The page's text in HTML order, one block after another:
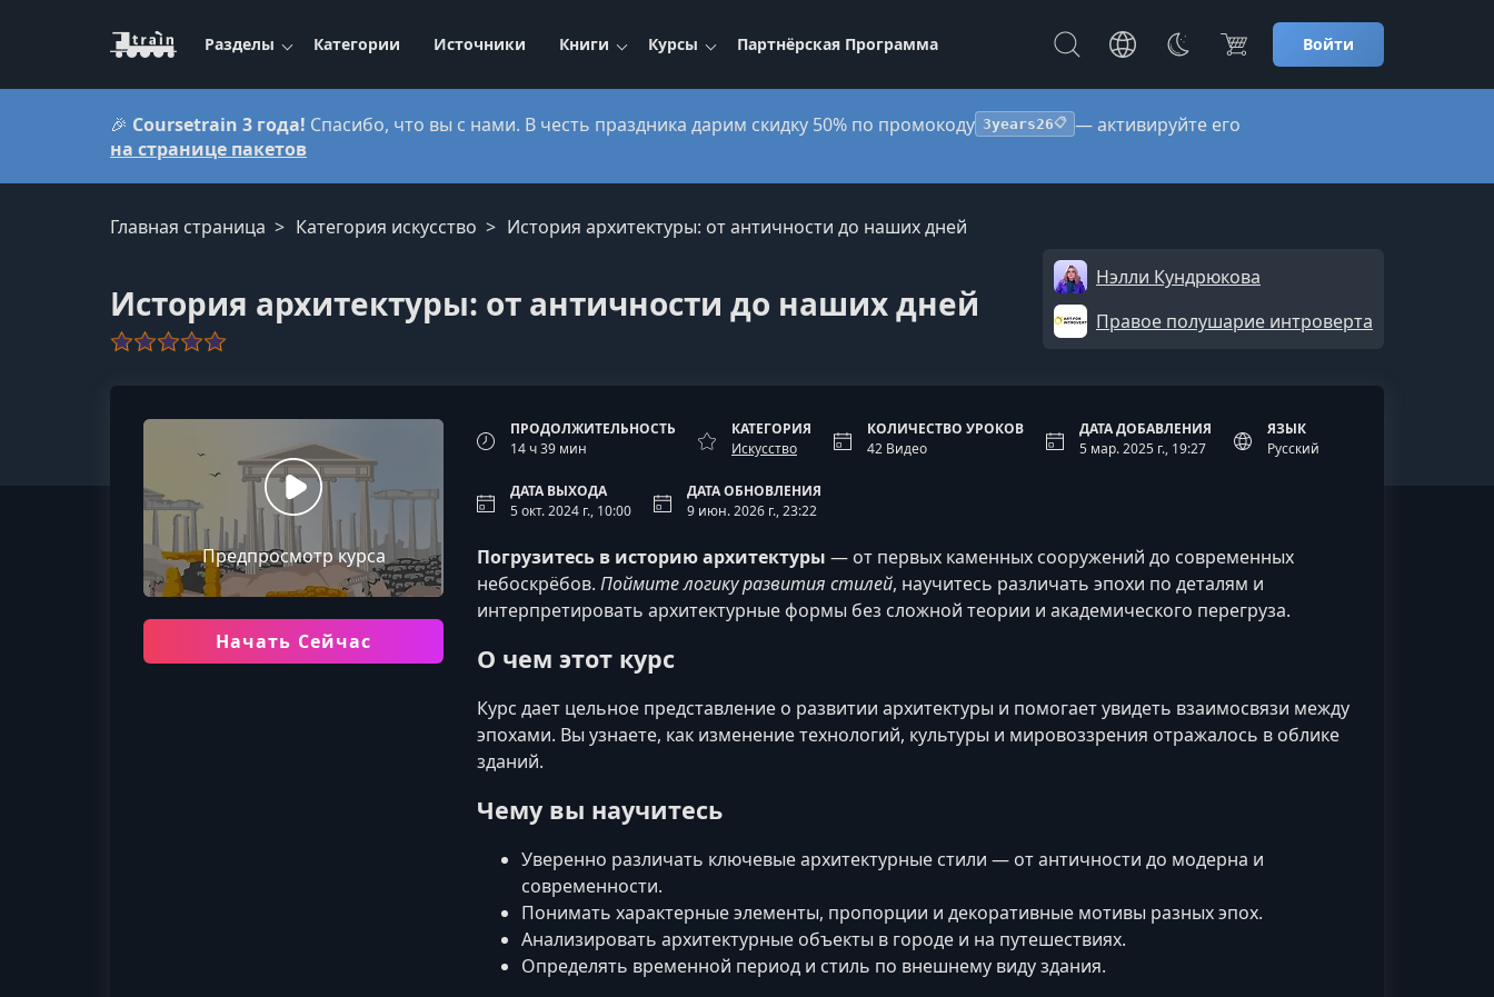
Разделы Категории Источники Книги Курсы Партнёрская Программа Войти
🎉 Coursetrain 3 года! Спасибо, что вы с нами. В честь праздника дарим скидку 50% по промокоду 3years26📋 — активируйте его
на странице пакетов
Главная страница Категория искусство История архитектуры: от античности до наших дней
История архитектуры: от античности до наших дней
Нэлли Кундрюкова
Правое полушарие интроверта
Предпросмотр курса
Начать Сейчас
ПРОДОЛЖИТЕЛЬНОСТЬ
14 ч 39 мин
КАТЕГОРИЯ
Искусство
КОЛИЧЕСТВО УРОКОВ
42 Видео
ДАТА ДОБАВЛЕНИЯ
5 мар. 2025 г., 19:27
ЯЗЫК
Русский
ДАТА ВЫХОДА
5 окт. 2024 г., 10:00
ДАТА ОБНОВЛЕНИЯ
9 июн. 2026 г., 23:22
Погрузитесь в историю архитектуры — от первых каменных сооружений до современных
небоскрёбов. Поймите логику развития стилей, научитесь различать эпохи по деталям и
интерпретировать архитектурные формы без сложной теории и академического перегруза.
О чем этот курс
Курс дает цельное представление о развитии архитектуры и помогает увидеть взаимосвязи между
эпохами. Вы узнаете, как изменение технологий, культуры и мировоззрения отражалось в облике
зданий.
Чему вы научитесь
Уверенно различать ключевые архитектурные стили — от античности до модерна и
современности.
Понимать характерные элементы, пропорции и декоративные мотивы разных эпох.
Анализировать архитектурные объекты в городе и на путешествиях.
Определять временной период и стиль по внешнему виду здания.